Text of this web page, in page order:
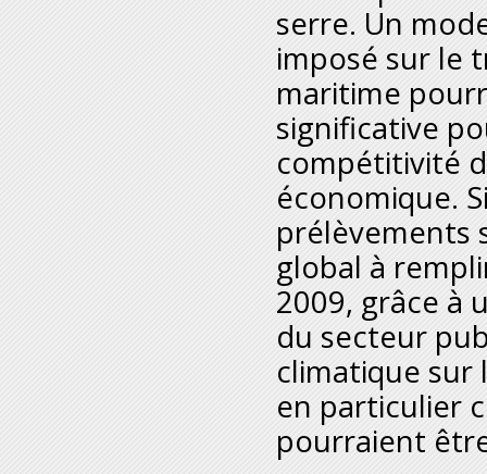
serre. Un
imposé sur le
maritime
significative
compétitivité
économique.
prélèvements
global à
2009, grâce à
du secteur
climatique sur
en particulier
pourraient